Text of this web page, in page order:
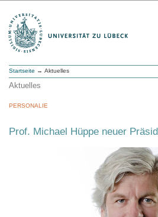
Startseite → Aktuelles
Aktuelles
PERSONALIE
Prof. Michael Hüppe neuer